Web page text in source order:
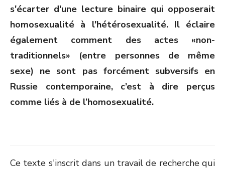
s'écarter d'une lecture binaire qui opposerait
homosexualité à l'hétérosexualité. Il éclaire
également comment des actes «non-
traditionnels» (entre personnes de même
sexe) ne sont pas forcément subversifs en
Russie contemporaine, c’est à dire perçus
comme liés à de l’homosexualité.
Ce texte s'inscrit dans un travail de recherche qui